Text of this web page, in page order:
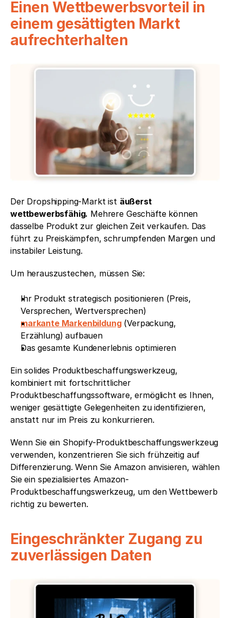
Einen Wettbewerbsvorteil in
einem gesättigten Markt
aufrechterhalten
Der Dropshipping-Markt ist äußerst
wettbewerbsfähig. Mehrere Geschäfte können
dasselbe Produkt zur gleichen Zeit verkaufen. Das
führt zu Preiskämpfen, schrumpfenden Margen und
instabiler Leistung.
Um herauszustechen, müssen Sie:
Ihr Produkt strategisch positionieren (Preis,
Versprechen, Wertversprechen)
markante Markenbildung (Verpackung,
Erzählung) aufbauen
Das gesamte Kundenerlebnis optimieren
Ein solides Produktbeschaffungswerkzeug,
kombiniert mit fortschrittlicher
Produktbeschaffungssoftware, ermöglicht es Ihnen,
weniger gesättigte Gelegenheiten zu identifizieren,
anstatt nur im Preis zu konkurrieren.
Wenn Sie ein Shopify-Produktbeschaffungswerkzeug
verwenden, konzentrieren Sie sich frühzeitig auf
Differenzierung. Wenn Sie Amazon anvisieren, wählen
Sie ein spezialisiertes Amazon-
Produktbeschaffungswerkzeug, um den Wettbewerb
richtig zu bewerten.
Eingeschränkter Zugang zu
zuverlässigen Daten